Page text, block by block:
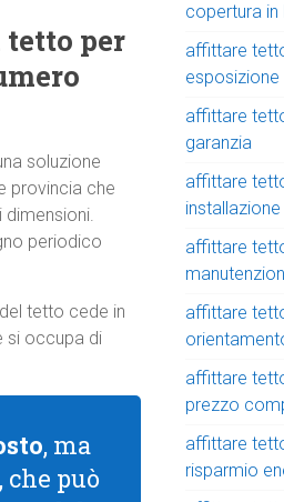
per
soluzione
provincia che
dimensioni.
periodico
tetto cede in
si occupa di
, ma
, che può
copertura
affittare
esposizione
affittare
garanzia
affittare
affittare
affittare
affittare
prezzo
affittare
risparmio